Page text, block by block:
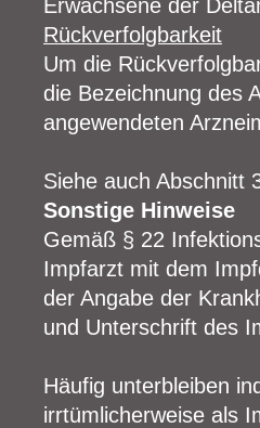
Erwachsene der
Rückverfolgbarkeit
Um die
die Bezeichnung des
angewendeten
Siehe auch Abschnitt
Sonstige Hinweise
Gemäß § 22
Impfarzt mit dem
der Angabe der
und Unterschrift des
Häufig unterbleiben
irrtümlicherweise als